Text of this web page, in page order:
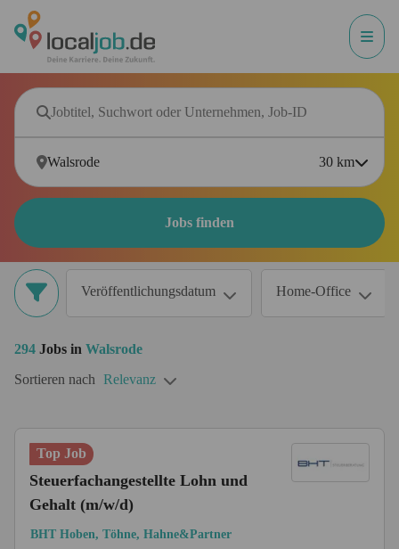
30 km
Jobs finden
Veröffentlichungsdatum Home-Office
294 Jobs in Walsrode
Sortieren nach Relevanz
Top Job
Steuerfachangestellte Lohn und
Gehalt (m/w/d)
BHT Hoben, Töhne, Hahne&Partner